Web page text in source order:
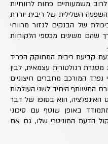
משמעותיים פחות לרווחיות
השלילית של ריבית יורדת
של הבנקים לגזור מרווחי
שהם משיגים מכספי הלקוחות
בעת קביעת ריבית המחוקק הפריד
רגולטורית עצמאית, לבין
נפרד המורכב מחברים חיצוניים
המשותף היחיד לשני העולמות
האינפלציה, הוא בסופו של דבר
באופן שוטף עם סיכוני
הדעת המוניטרי שלו, גם אם